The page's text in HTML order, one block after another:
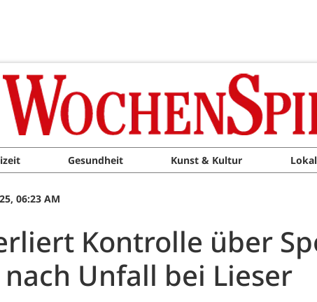
Gesundheit Kunst & Kultur
06:23 AM
Kontrolle über
Unfall bei Lieser